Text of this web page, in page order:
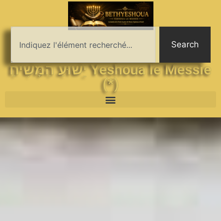
Search
יֵשׁוּעַ הַמָּשִׁיחַ Yeshoua le Messie
(*)